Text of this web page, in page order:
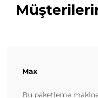
Max
Bu paketleme